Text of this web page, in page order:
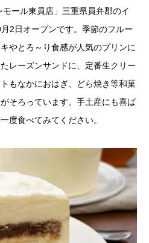
ール東員店」三重県員弁郡のイ
2日オープンです。季節のフルー
やとろ～り食感が人気のプリンに
レーズンサンドに、定番生クリー
もなかにおはぎ、どら焼き等和菓
そろっています。手土産にも喜ば
度食べてみてください。